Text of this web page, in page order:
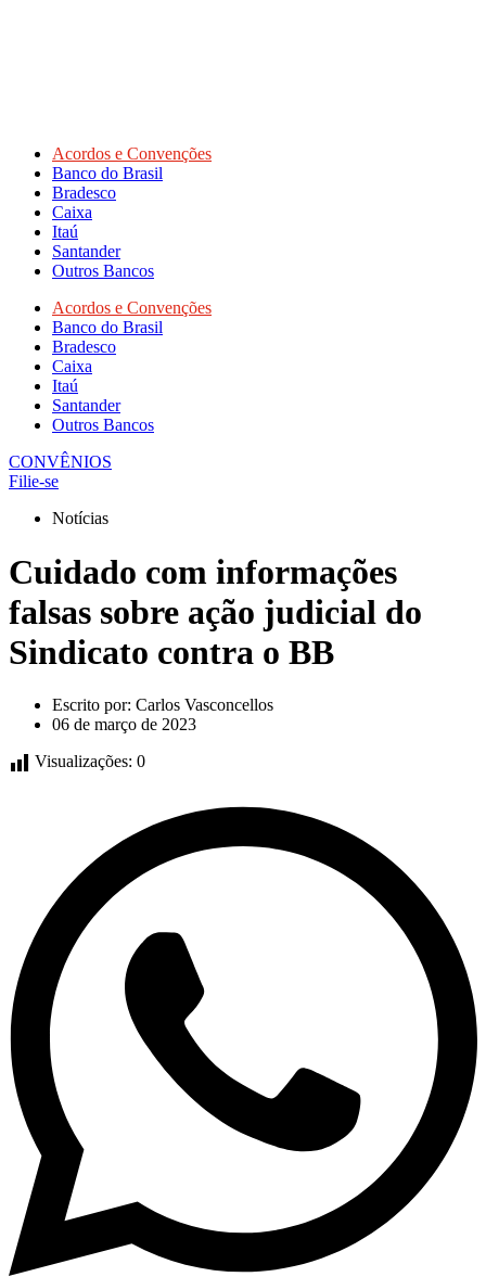
Acordos e Convenções
Banco do Brasil
Bradesco
Caixa
Itaú
Santander
Outros Bancos
Acordos e Convenções
Banco do Brasil
Bradesco
Caixa
Itaú
Santander
Outros Bancos
CONVÊNIOS
Filie-se
Notícias
Cuidado com informações
falsas sobre ação judicial do
Sindicato contra o BB
Escrito por: Carlos Vasconcellos
06 de março de 2023
Visualizações: 0